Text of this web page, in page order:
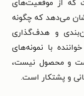
که از موقعیت‌های
می‌دهد که چگونه
و هدف‌گذاری
با نمونه‌های
و محصول نیست،
و پشتکار است.